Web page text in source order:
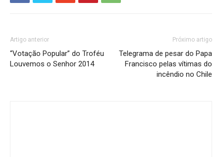
Artigo anterior
“Votação Popular” do Troféu
Louvemos o Senhor 2014
Próximo artigo
Telegrama de pesar do Papa
Francisco pelas vítimas do
incêndio no Chile